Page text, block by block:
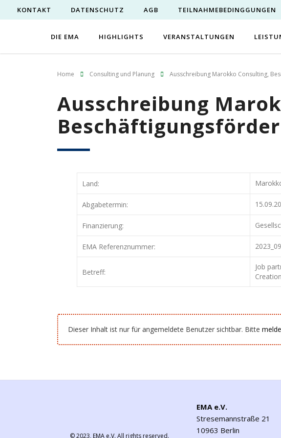
KONTAKT DATENSCHUTZ AGB TEILNAHMEBEDINGGUNGEN
DIE EMA HIGHLIGHTS VERANSTALTUNGEN
Home Consulting und Planung Ausschreibung Marokko Consulting,
Ausschreibung
Land:
Abgabetermin:
Finanzierung:
EMA Referenznummer:
Betreff:
Job
Creation
Dieser Inhalt ist nur für angemeldete Benutzer sichtbar. Bitte
© 2023,EMA e.V. All rights reserved.
EMA e.V.
Stresemannstraße 21
10963 Berlin